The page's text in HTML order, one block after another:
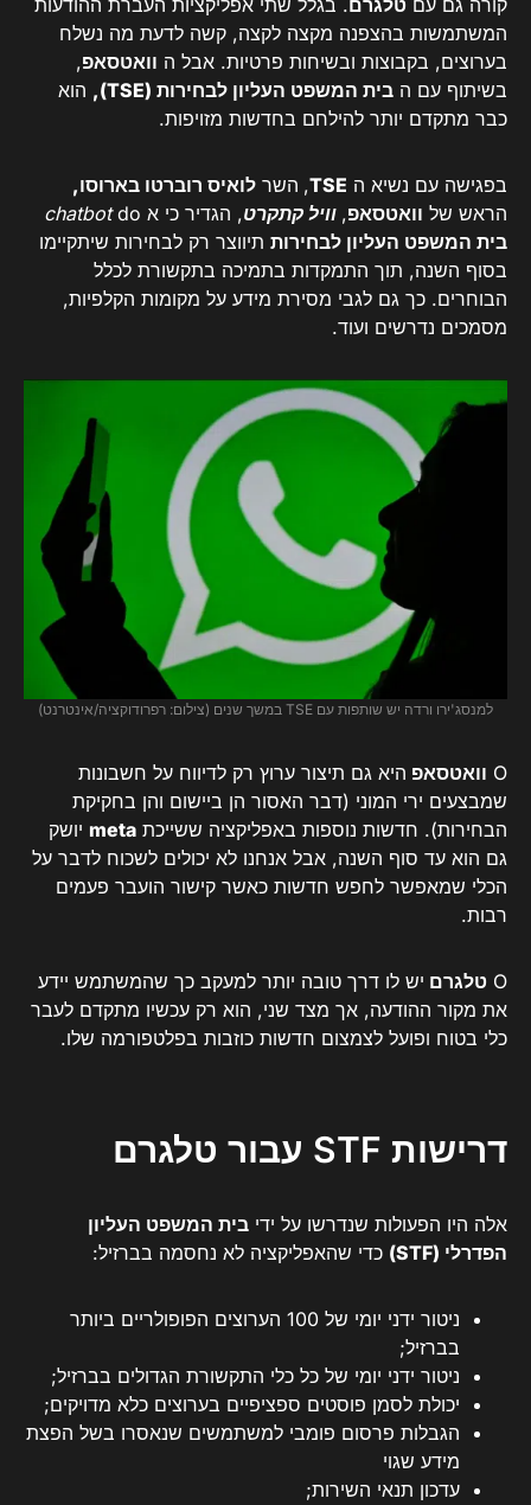
קורה גם עם טלגרם. בגלל שתי אפליקציות העברת ההודעות
המשתמשות בהצפנה מקצה לקצה, קשה לדעת מה נשלח
בערוצים, בקבוצות ובשיחות פרטיות. אבל ה וואטסאפ,
בשיתוף עם ה בית המשפט העליון לבחירות (TSE),
הוא
כבר מתקדם יותר להילחם בחדשות מזויפות.
בפגישה עם נשיא ה TSE
, השר לואיס רוברטו בארוסו,
הראש של וואטסאפ, וויל קתקרט, הגדיר כי א chatbotdo
בית המשפט העליון לבחירות תיווצר רק לבחירות שיתקיימו
בסוף השנה, תוך התמקדות בתמיכה בתקשורת לכלל
הבוחרים. כך גם לגבי מסירת מידע על מקומות הקלפיות,
מסמכים נדרשים ועוד.
למנסג'ירו ורדה יש ​​שותפות עם TSE במשך שנים (צילום: רפרודוקציה/אינטרנט)
O וואטסאפ היא גם תיצור ערוץ רק לדיווח על חשבונות
שמבצעים ירי המוני (דבר האסור הן ביישום והן בחקיקת
הבחירות). חדשות נוספות באפליקציה ששייכת meta יושק
גם הוא עד סוף השנה, אבל אנחנו לא יכולים לשכוח לדבר על
הכלי שמאפשר לחפש חדשות כאשר קישור הועבר פעמים
רבות.
O טלגרם יש לו דרך טובה יותר למעקב כך שהמשתמש יידע
את מקור ההודעה, אך מצד שני, הוא רק עכשיו מתקדם לעבר
כלי בטוח ופועל לצמצום חדשות כוזבות בפלטפורמה שלו.
דרישות STF עבור טלגרם
אלה היו הפעולות שנדרשו על ידי בית המשפט העליון
הפדרלי (STF)
כדי שהאפליקציה לא נחסמה בברזיל:
ניטור ידני יומי של 100 הערוצים הפופולריים ביותר
בברזיל;
ניטור ידני יומי של כל כלי התקשורת הגדולים בברזיל;
יכולת לסמן פוסטים ספציפיים בערוצים כלא מדויקים;
הגבלות פרסום פומבי למשתמשים שנאסרו בשל הפצת
מידע שגוי
עדכון תנאי השירות;